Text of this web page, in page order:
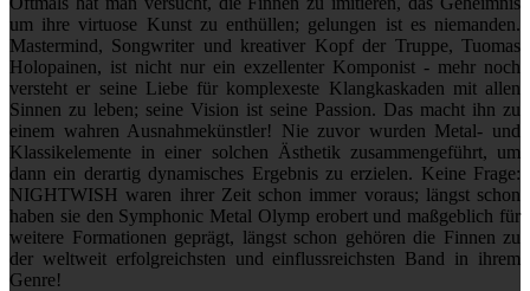
um ihre virtuose Kunst zu enthüllen; gelungen ist es niemanden.
Mastermind, Songwriter und kreativer Kopf der Truppe, Tuomas
Holopainen, ist nicht nur ein exzellenter Komponist - mehr noch
versteht er seine Liebe für komplexeste Klangkaskaden mit allen
Sinnen zu leben; seine Vision ist seine Passion. Das macht ihn zu
einem wahren Ausnahmekünstler! Nie zuvor wurden Metal- und
Klassikelemente in einer solchen Ästhetik zusammengeführt, um
dann ein derartig dynamisches Ergebnis zu erzielen. Keine Frage:
NIGHTWISH waren ihrer Zeit schon immer voraus; längst schon
haben sie den Symphonic Metal Olymp erobert und maßgeblich für
weitere Formationen geprägt, längst schon gehören die Finnen zu
der weltweit erfolgreichsten und einflussreichsten Band in ihrem
Genre!